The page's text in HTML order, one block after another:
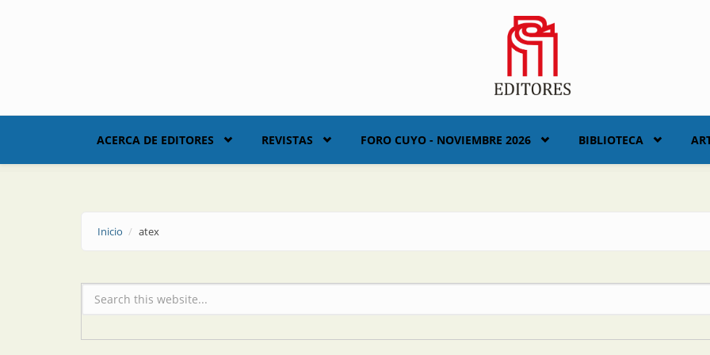
ACERCA DE EDITORES REVISTAS FORO CUYO - NOVIEMBRE 2026 BIBLIOTECA
Inicio atex
Formulario de búsqueda